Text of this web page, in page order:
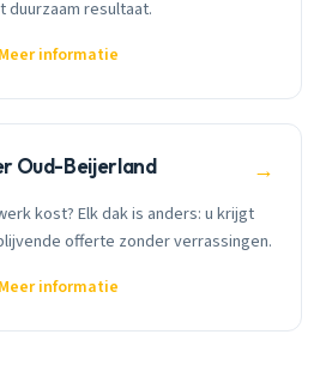
duurzaam resultaat.
Meer informatie
Oud-Beijerland →
kost? Elk dak is anders: u krijgt
offerte zonder verrassingen.
Meer informatie